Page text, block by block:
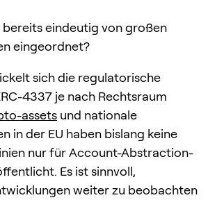
bereits eindeutig von großen
eingeordnet?
sich die regulatorische
4337 je nach Rechtsraum
assets und nationale
in der EU haben bislang keine
nur für Account-Abstraction-
Es ist sinnvoll,
weiter zu beobachten